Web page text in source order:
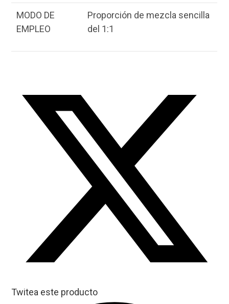
MODO DE
EMPLEO
Proporción de mezcla sencilla
del 1:1
Twitea este producto